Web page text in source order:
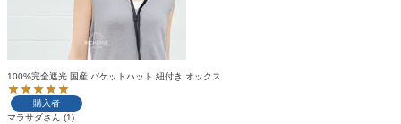
100%完全遮光 国産 バケットハット 紐付き オックス
購入者
マラサダ
1